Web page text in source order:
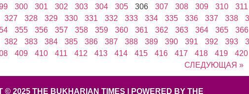
300 301 302 303 304 305 306 307 308 309 310 311
327 328 329 330 331 332 333 334 335 336 337 338
355 356 357 358 359 360 361 362 363 364 365 366
382 383 384 385 386 387 388 389 390 391 392 393
409 410 411 412 413 414 415 416 417 418 419 420
СЛЕДУЮЩАЯ »
© 2025 THE BUKHARIAN TIMES | POWERED BY THE